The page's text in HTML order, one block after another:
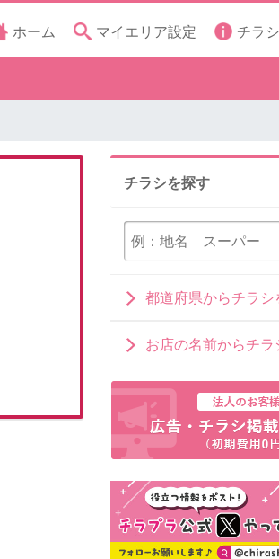
ホーム マイエリア設定 チラ
チラシを探す
都道府県からチラシ
お店の名前からチラ